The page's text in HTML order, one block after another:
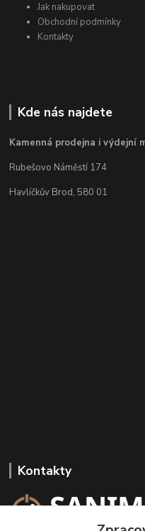
Jak nakupovat
Obchodní podmínky
Kontakty
Kde nás najdete
Kamenná prodejna i výdejní
Rubešovo Náměstí 174
Havlíčkův Brod, 580 01
Kontakty